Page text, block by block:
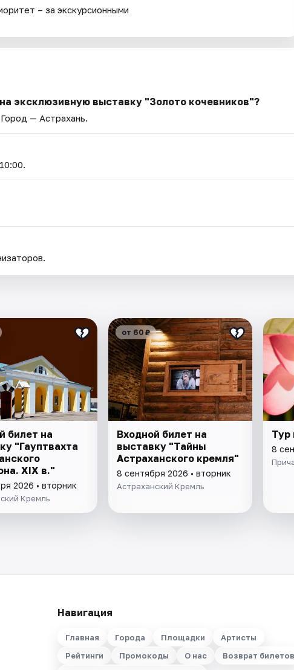
– за экскурсионными
эксклюзивную выставку "Золото кочевников"?
— Астрахань.
билет на
"Гауптвахта
XIX в."
2026 • вторник
Кремль
от 60 ₽
Входной билет на
выставку "Тайны
Астраханского кремля"
8 сентября 2026 • вторник
Астраханский Кремль
Тур
8
Навигация
Главная Города Площадки
Артисты
Рейтинги
Промокоды О нас
Возврат билетов